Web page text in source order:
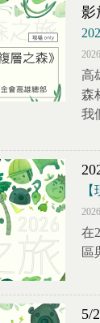
影
高
森
我
在
區
5/